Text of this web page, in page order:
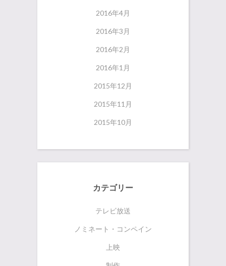
2016年4月
2016年3月
2016年2月
2016年1月
2015年12月
2015年11月
2015年10月
カテゴリー
テレビ放送
ノミネート・コンペイン
上映